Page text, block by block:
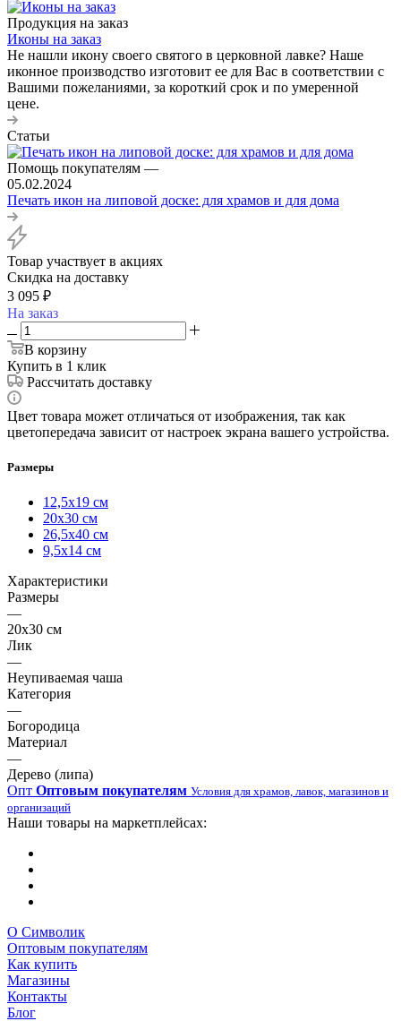
Продукция на заказ
Иконы на заказ
Не нашли икону своего святого в церковной лавке? Наше
иконное производство изготовит ее для Вас в соответствии с
Вашими пожеланиями, за короткий срок и по умеренной
цене.
Статьи
Помощь покупателям —
05.02.2024
Печать икон на липовой доске: для храмов и для дома
Товар участвует в акциях
Скидка на доставку
3 095 ₽
На заказ
В корзину
Купить в 1 клик
Рассчитать доставку
Цвет товара может отличаться от изображения, так как
цветопередача зависит от настроек экрана вашего устройства.
Размеры
12,5х19 см
20х30 см
26,5х40 см
9,5х14 см
Характеристики
Размеры
—
20х30 см
Лик
—
Неупиваемая чаша
Категория
—
Богородица
Материал
—
Дерево (липа)
Опт Оптовым покупателям Условия для храмов, лавок, магазинов и
организаций
Наши товары на маркетплейсах:
О Символик
Оптовым покупателям
Как купить
Магазины
Контакты
Блог